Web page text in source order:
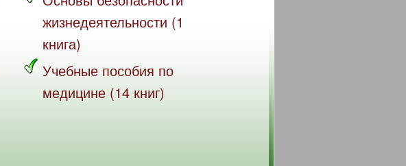
жизнедеятельности (1
книга)
Учебные пособия по
медицине (14 книг)